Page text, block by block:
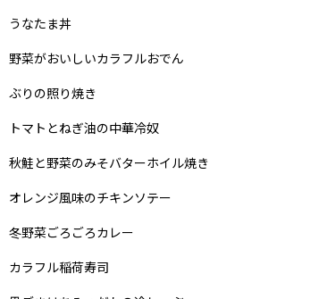
うなたま丼
野菜がおいしいカラフルおでん
ぶりの照り焼き
トマトとねぎ油の中華冷奴
秋鮭と野菜のみそバターホイル焼き
オレンジ風味のチキンソテー
冬野菜ごろごろカレー
カラフル稲荷寿司